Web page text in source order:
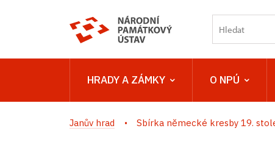
HRADY A ZÁMKY O NPÚ
Janův hrad Sbírka německé kresby 19.